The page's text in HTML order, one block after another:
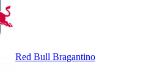
Red Bull Bragantino